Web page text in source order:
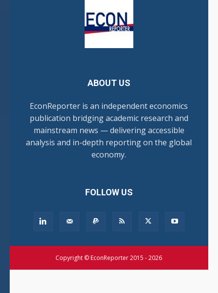
ABOUT US
EconReporter is an independent economics
publication bridging academic research and
mainstream news — delivering accessible
analysis and in-depth reporting on the global
economy.
FOLLOW US
Copyright © EconReporter 2015 - 2026